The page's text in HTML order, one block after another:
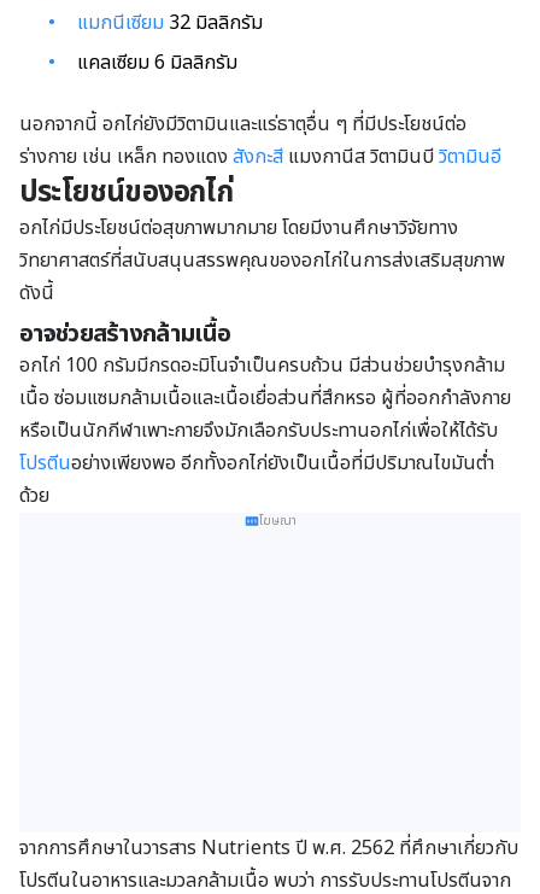
แมกนีเซียม 32 มิลลิกรัม
แคลเซียม 6 มิลลิกรัม
นอกจากนี้ อกไก่ยังมีวิตามินและแร่ธาตุอื่น ๆ ที่มีประโยชน์ต่อ
ร่างกาย เช่น เหล็ก ทองแดง สังกะสี แมงกานีส วิตามินบีวิตามินอี
ประโยชน์ของอกไก่
อกไก่มีประโยชน์ต่อสุขภาพมากมาย โดยมีงานศึกษาวิจัยทาง
วิทยาศาสตร์ที่สนับสนุนสรรพคุณของอกไก่ในการส่งเสริมสุขภาพ
ดังนี้
อาจช่วยสร้างกล้ามเนื้อ
อกไก่ 100 กรัมมีกรดอะมิโนจำเป็นครบถ้วน มีส่วนช่วยบำรุงกล้าม
เนื้อ ซ่อมแซมกล้ามเนื้อและเนื้อเยื่อส่วนที่สึกหรอ ผู้ที่ออกกำลังกาย
หรือเป็นนักกีฬาเพาะกายจึงมักเลือกรับประทานอกไก่เพื่อให้ได้รับ
โปรตีนอย่างเพียงพอ อีกทั้งอกไก่ยังเป็นเนื้อที่มีปริมาณไขมันต่ำ
ด้วย
โฆษณา
จากการศึกษาในวารสาร Nutrients ปี พ.ศ. 2562 ที่ศึกษาเกี่ยวกับ
โปรตีนในอาหารและมวลกล้ามเนื้อ พบว่า การรับประทานโปรตีนจาก